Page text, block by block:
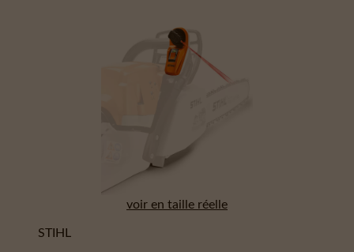
voir en taille réelle
STIHL